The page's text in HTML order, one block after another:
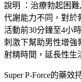
說明 ：治療勃起困
代謝能力不同，對於
活動前30分鐘至4小
刺激下幫助男性增強
射精時間，延長性生
Super P-Force的藥效